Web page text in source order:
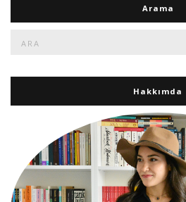
Arama
Hakkımda